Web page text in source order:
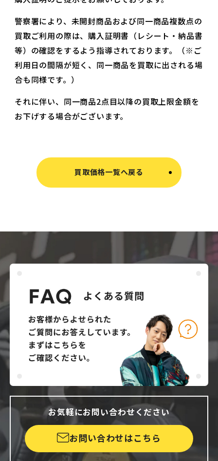
警察署により、未開封商品および同一商品複数点の
買取ご利用の際は、購入証明書（レシート・納品書
等）の確認をするよう指導されております。（※ご
利用日の間隔が短く、同一商品を買取に出される場
合も同様です。）
それに伴い、同一商品2点目以降の買取上限金額を
お下げする場合がございます。
買取価格一覧へ戻る
お気軽にお問い合わせください
お問い合わせはこちら